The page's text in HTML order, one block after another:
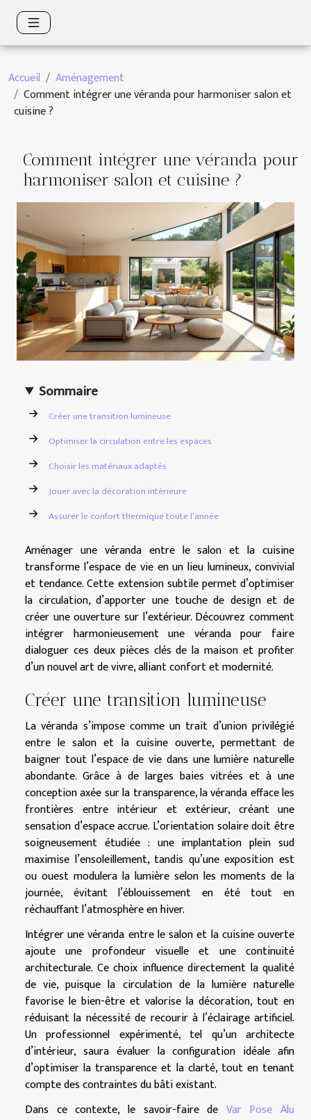
Accueil
Aménagement
Comment intégrer une véranda pour harmoniser salon et
cuisine ?
Comment intégrer une véranda pour
harmoniser salon et cuisine ?
Sommaire
Créer une transition lumineuse
Optimiser la circulation entre les espaces
Choisir les matériaux adaptés
Jouer avec la décoration intérieure
Assurer le confort thermique toute l’année
Aménager une véranda entre le salon et la cuisine
transforme l’espace de vie en un lieu lumineux, convivial
et tendance. Cette extension subtile permet d’optimiser
la circulation, d’apporter une touche de design et de
créer une ouverture sur l’extérieur. Découvrez comment
intégrer harmonieusement une véranda pour faire
dialoguer ces deux pièces clés de la maison et profiter
d’un nouvel art de vivre, alliant confort et modernité.
Créer une transition lumineuse
La véranda s’impose comme un trait d’union privilégié
entre le salon et la cuisine ouverte, permettant de
baigner tout l’espace de vie dans une lumière naturelle
abondante. Grâce à de larges baies vitrées et à une
conception axée sur la transparence, la véranda efface les
frontières entre intérieur et extérieur, créant une
sensation d’espace accrue. L’orientation solaire doit être
soigneusement étudiée : une implantation plein sud
maximise l’ensoleillement, tandis qu’une exposition est
ou ouest modulera la lumière selon les moments de la
journée, évitant l’éblouissement en été tout en
réchauffant l’atmosphère en hiver.
Intégrer une véranda entre le salon et la cuisine ouverte
ajoute une profondeur visuelle et une continuité
architecturale. Ce choix influence directement la qualité
de vie, puisque la circulation de la lumière naturelle
favorise le bien-être et valorise la décoration, tout en
réduisant la nécessité de recourir à l’éclairage artificiel.
Un professionnel expérimenté, tel qu’un architecte
d’intérieur, saura évaluer la configuration idéale afin
d’optimiser la transparence et la clarté, tout en tenant
compte des contraintes du bâti existant.
Dans ce contexte, le savoir-faire de Var Pose Alu